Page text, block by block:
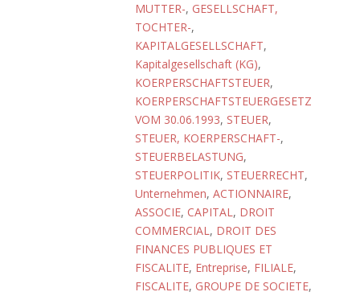
MUTTER-, GESELLSCHAFT,
TOCHTER-,
KAPITALGESELLSCHAFT,
Kapitalgesellschaft (KG),
KOERPERSCHAFTSTEUER,
KOERPERSCHAFTSTEUERGESETZ
VOM 30.06.1993, STEUER,
STEUER, KOERPERSCHAFT-,
STEUERBELASTUNG,
STEUERPOLITIK, STEUERRECHT,
Unternehmen, ACTIONNAIRE,
ASSOCIE, CAPITAL, DROIT
COMMERCIAL, DROIT DES
FINANCES PUBLIQUES ET
FISCALITE, Entreprise, FILIALE,
FISCALITE, GROUPE DE SOCIETE,